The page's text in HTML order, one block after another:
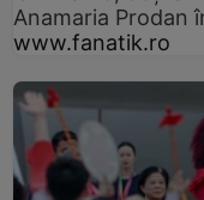
Anamaria Prodan
www.fanatik.ro